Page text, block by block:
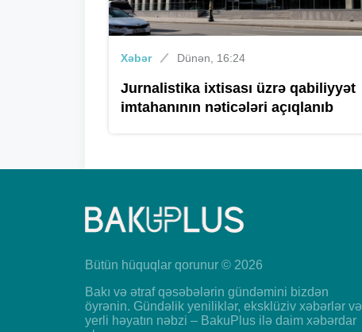
Xəbər Dünən, 16:24
Jurnalistika ixtisası üzrə qabiliyyət
imtahanının nəticələri açıqlanıb
Bütün hüquqlar qorunur © 2026
Bakı və ətraf qəsəbələrin gündəmini bizdən
öyrənin. Gündəlik yeniliklər, eksklüziv xəbərlər və
yerli həyatın nəbzi – BakuPlus ilə daim xəbərdar